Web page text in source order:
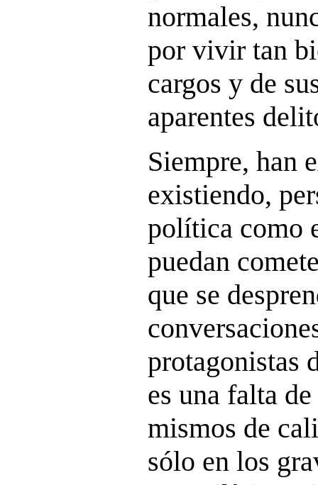
normales,
por vivir tan
cargos y de
aparentes
Siempre, han
existiendo,
política como
puedan
que se
protagonistas
es una falta
mismos de
sólo en los